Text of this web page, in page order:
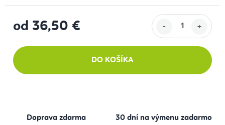
od 36,50 €
DO KOŠÍKA
Doprava zdarma 30 dní na výmenu zadarmo